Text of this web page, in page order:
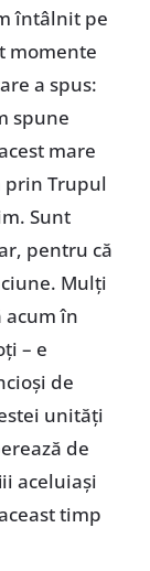
întâlnit pe
momente
a spus:
spune
mare
prin Trupul
Sunt
pentru că
Mulţi
în
– e
de
unităţi
de
aceluiaşi
timp